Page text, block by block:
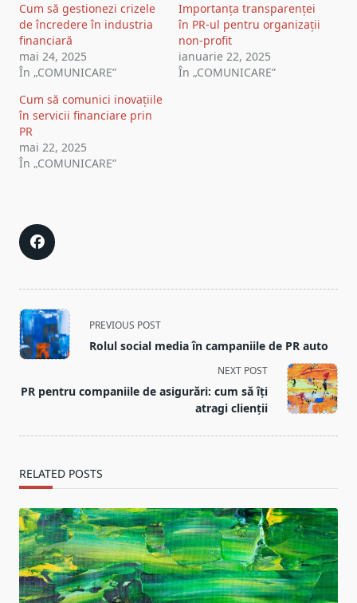
Cum să gestionezi crizele
de încredere în industria
financiară
mai 24, 2025
În „COMUNICARE”
Importanța transparenței
în PR-ul pentru organizații
non-profit
ianuarie 22, 2025
În „COMUNICARE”
Cum să comunici inovațiile
în servicii financiare prin
PR
mai 22, 2025
În „COMUNICARE”
<span
class="nav-
subtitle
reader-
PREVIOUS POST
Rolul social media în campaniile de PR auto
NEXT POST
PR pentru companiile de asigurări: cum să îți
atragi clienții
RELATED POSTS